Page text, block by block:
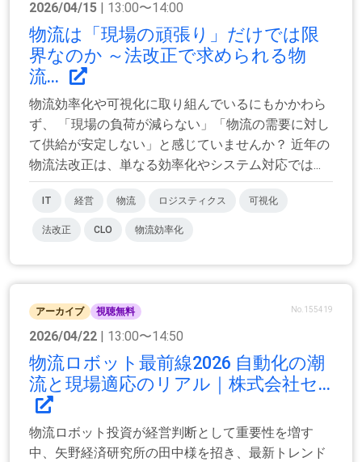
2026/04/15 | 13:00〜14:00
物流は「現場の頑張り」だけでは限
界なのか ～法改正で求められる物
流...
物流効率化や可視化に取り組んでいるにもかかわら
ず、 「現場の負荷が減らない」「物流の需要に対し
て供給が安定しない」と感じていませんか？ 近年の
物流法改正は、単なる効率化やシステム対応では...
IT 経営 物流 ロジスティクス 可視化
法改正 CLO 物流効率化
アーカイブ 視聴無料 No.155419
2026/04/22 | 13:00〜14:50
物流ロボット最前線2026 自動化の潮
流と現場適応のリアル｜株式会社セ...
物流ロボット投資が経営判断として重要性を増す
中、矢野経済研究所の田中様を招き、最新トレンド